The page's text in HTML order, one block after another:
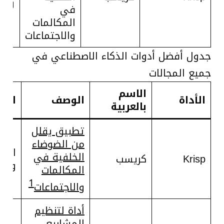
في
المكالمات
والاجتماعات
جدول أفضل أدوات الذكاء الاصطناعي في
جميع المجالات
الأداة
الاسم
بالعربية الوصف
Krisp كريسب
تطبيق يقلل
من الضوضاء
الخلفية في
المكالمات
والاجتماعات1
أداة لتنظيم